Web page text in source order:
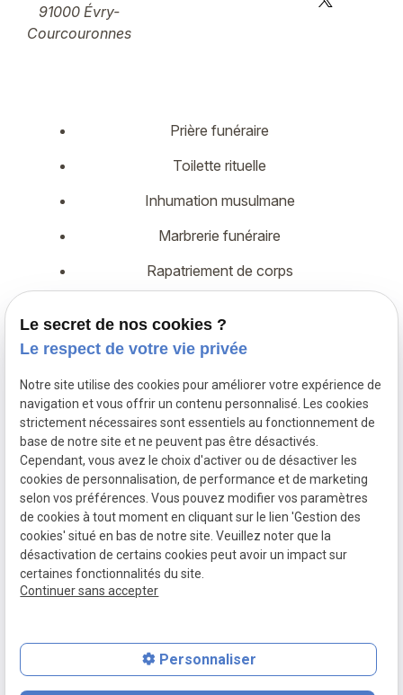
91000 Évry-
Courcouronnes
Prière funéraire
Toilette rituelle
Inhumation musulmane
Marbrerie funéraire
Rapatriement de corps
Assurance décès
Mentions légales
Politique de
confidentialité
Gestion
des
cookies
Plan du
site
Siret :
82424645800015
Le secret de nos cookies ?
Le respect de votre vie privée
Notre site utilise des cookies pour améliorer votre expérience de
navigation et vous offrir un contenu personnalisé. Les cookies
strictement nécessaires sont essentiels au fonctionnement de
base de notre site et ne peuvent pas être désactivés.
Cependant, vous avez le choix d'activer ou de désactiver les
cookies de personnalisation, de performance et de marketing
selon vos préférences. Vous pouvez modifier vos paramètres
de cookies à tout moment en cliquant sur le lien 'Gestion des
cookies' situé en bas de notre site. Veuillez noter que la
désactivation de certains cookies peut avoir un impact sur
certaines fonctionnalités du site.
Continuer sans accepter
Personnaliser